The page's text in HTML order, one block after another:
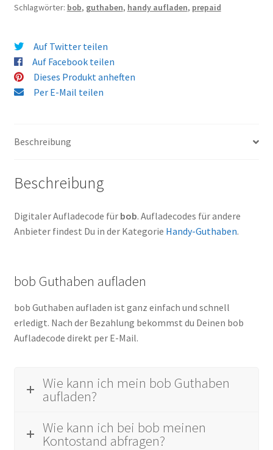
Schlagwörter: bob, guthaben, handy aufladen, prepaid
Auf Twitter teilen
Auf Facebook teilen
Dieses Produkt anheften
Per E-Mail teilen
Beschreibung
Beschreibung
Digitaler Aufladecode für bob. Aufladecodes für andere
Anbieter findest Du in der Kategorie Handy-Guthaben.
bob Guthaben aufladen
bob Guthaben aufladen ist ganz einfach und schnell
erledigt. Nach der Bezahlung bekommst du Deinen bob
Aufladecode direkt per E-Mail.
Wie kann ich mein bob Guthaben
aufladen?
Wie kann ich bei bob meinen
Kontostand abfragen?